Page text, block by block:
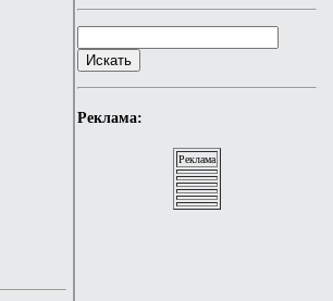
Реклама:
Реклама